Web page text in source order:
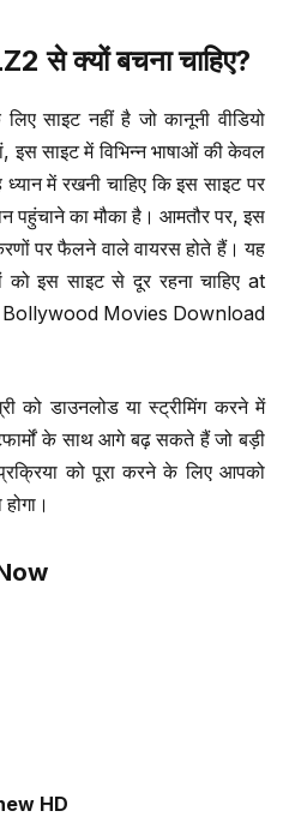
से क्यों बचना चाहिए?
साइट नहीं है जो कानूनी वीडियो
इस साइट में विभिन्न भाषाओं की केवल
में रखनी चाहिए कि इस साइट पर
पहुंचाने का मौका है। आमतौर पर, इस
पर फैलने वाले वायरस होते हैं। यह
इस साइट से दूर रहना चाहिए at
Movies Download
को डाउनलोड या स्ट्रीमिंग करने में
के साथ आगे बढ़ सकते हैं जो बड़ी
को पूरा करने के लिए आपको
HD